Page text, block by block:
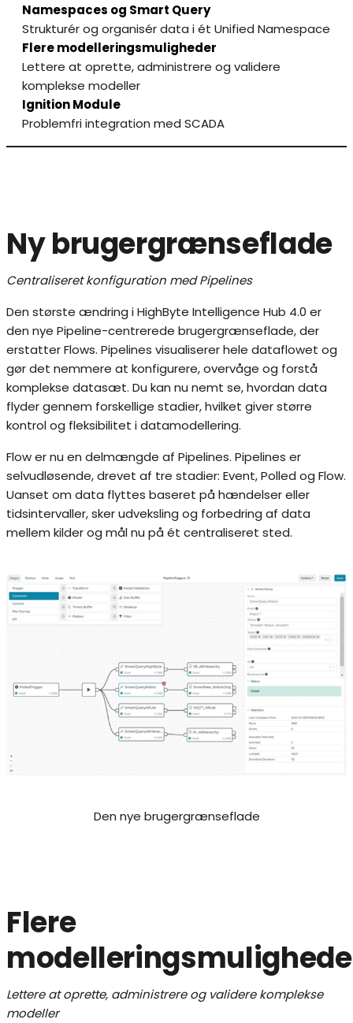
Namespaces og Smart Query
Strukturér og organisér data i ét Unified Namespace
Flere modelleringsmuligheder
Lettere at oprette, administrere og validere
komplekse modeller
Ignition Module
Problemfri integration med SCADA
Ny brugergrænseflade
Centraliseret konfiguration med Pipelines
Den største ændring i HighByte Intelligence Hub 4.0 er
den nye Pipeline-centrerede brugergrænseflade, der
erstatter Flows. Pipelines visualiserer hele dataflowet og
gør det nemmere at konfigurere, overvåge og forstå
komplekse datasæt. Du kan nu nemt se, hvordan data
flyder gennem forskellige stadier, hvilket giver større
kontrol og fleksibilitet i datamodellering.
Flow er nu en delmængde af Pipelines. Pipelines er
selvudløsende, drevet af tre stadier: Event, Polled og Flow.
Uanset om data flyttes baseret på hændelser eller
tidsintervaller, sker udveksling og forbedring af data
mellem kilder og mål nu på ét centraliseret sted.
Den nye brugergrænseflade
Flere
Lettere at oprette, administrere og validere komplekse
modeller